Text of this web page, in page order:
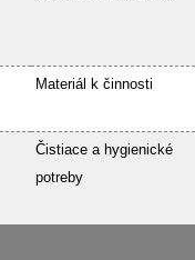
Materiál k činnosti
Čistiace a hygienické
potreby